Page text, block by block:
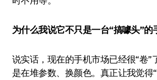
为什么我说它不只是一台“搞噱头”的
说实话，现在的手机市场已经很“卷”
是在堆参数、换颜色。真正让我觉得